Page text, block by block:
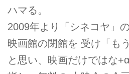
ハマる。
2009年より「シネコヤ」
映画館の閉館を 受け「も
と思い、映画だけではな